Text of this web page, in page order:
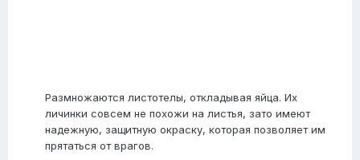
Размножаются листотелы, откладывая яйца. Их
личинки совсем не похожи на листья, зато имеют
надежную, защитную окраску, которая позволяет им
прятаться от врагов.